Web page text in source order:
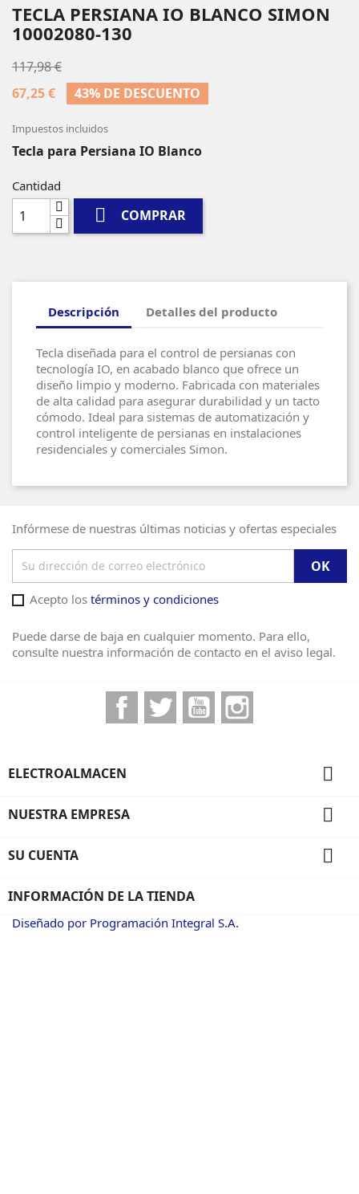
TECLA PERSIANA IO BLANCO SIMON
10002080-130
117,98 €
67,25 €
43% DE DESCUENTO
Impuestos incluidos
Tecla para Persiana IO Blanco
Cantidad
 COMPRAR
Descripción Detalles del producto
Tecla diseñada para el control de persianas con
tecnología IO, en acabado blanco que ofrece un
diseño limpio y moderno. Fabricada con materiales
de alta calidad para asegurar durabilidad y un tacto
cómodo. Ideal para sistemas de automatización y
control inteligente de persianas en instalaciones
residenciales y comerciales Simon.
Infórmese de nuestras últimas noticias y ofertas especiales
Acepto los términos y condiciones
Puede darse de baja en cualquier momento. Para ello,
consulte nuestra información de contacto en el aviso legal.
FacebookTwitter YouTube
ELECTROALMACEN 
NUESTRA EMPRESA 
SU CUENTA 
INFORMACIÓN DE LA TIENDA
Diseñado por Programación Integral S.A.